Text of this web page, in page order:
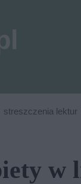
streszczenia lektur
w